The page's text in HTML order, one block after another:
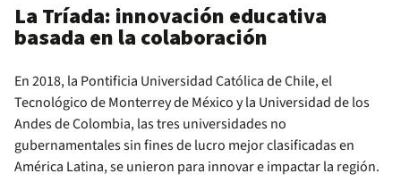
La Tríada: innovación educativa
basada en la colaboración
En 2018, la Pontificia Universidad Católica de Chile, el
Tecnológico de Monterrey de México y la Universidad de los
Andes de Colombia, las tres universidades no
gubernamentales sin fines de lucro mejor clasificadas en
América Latina, se unieron para innovar e impactar la región.